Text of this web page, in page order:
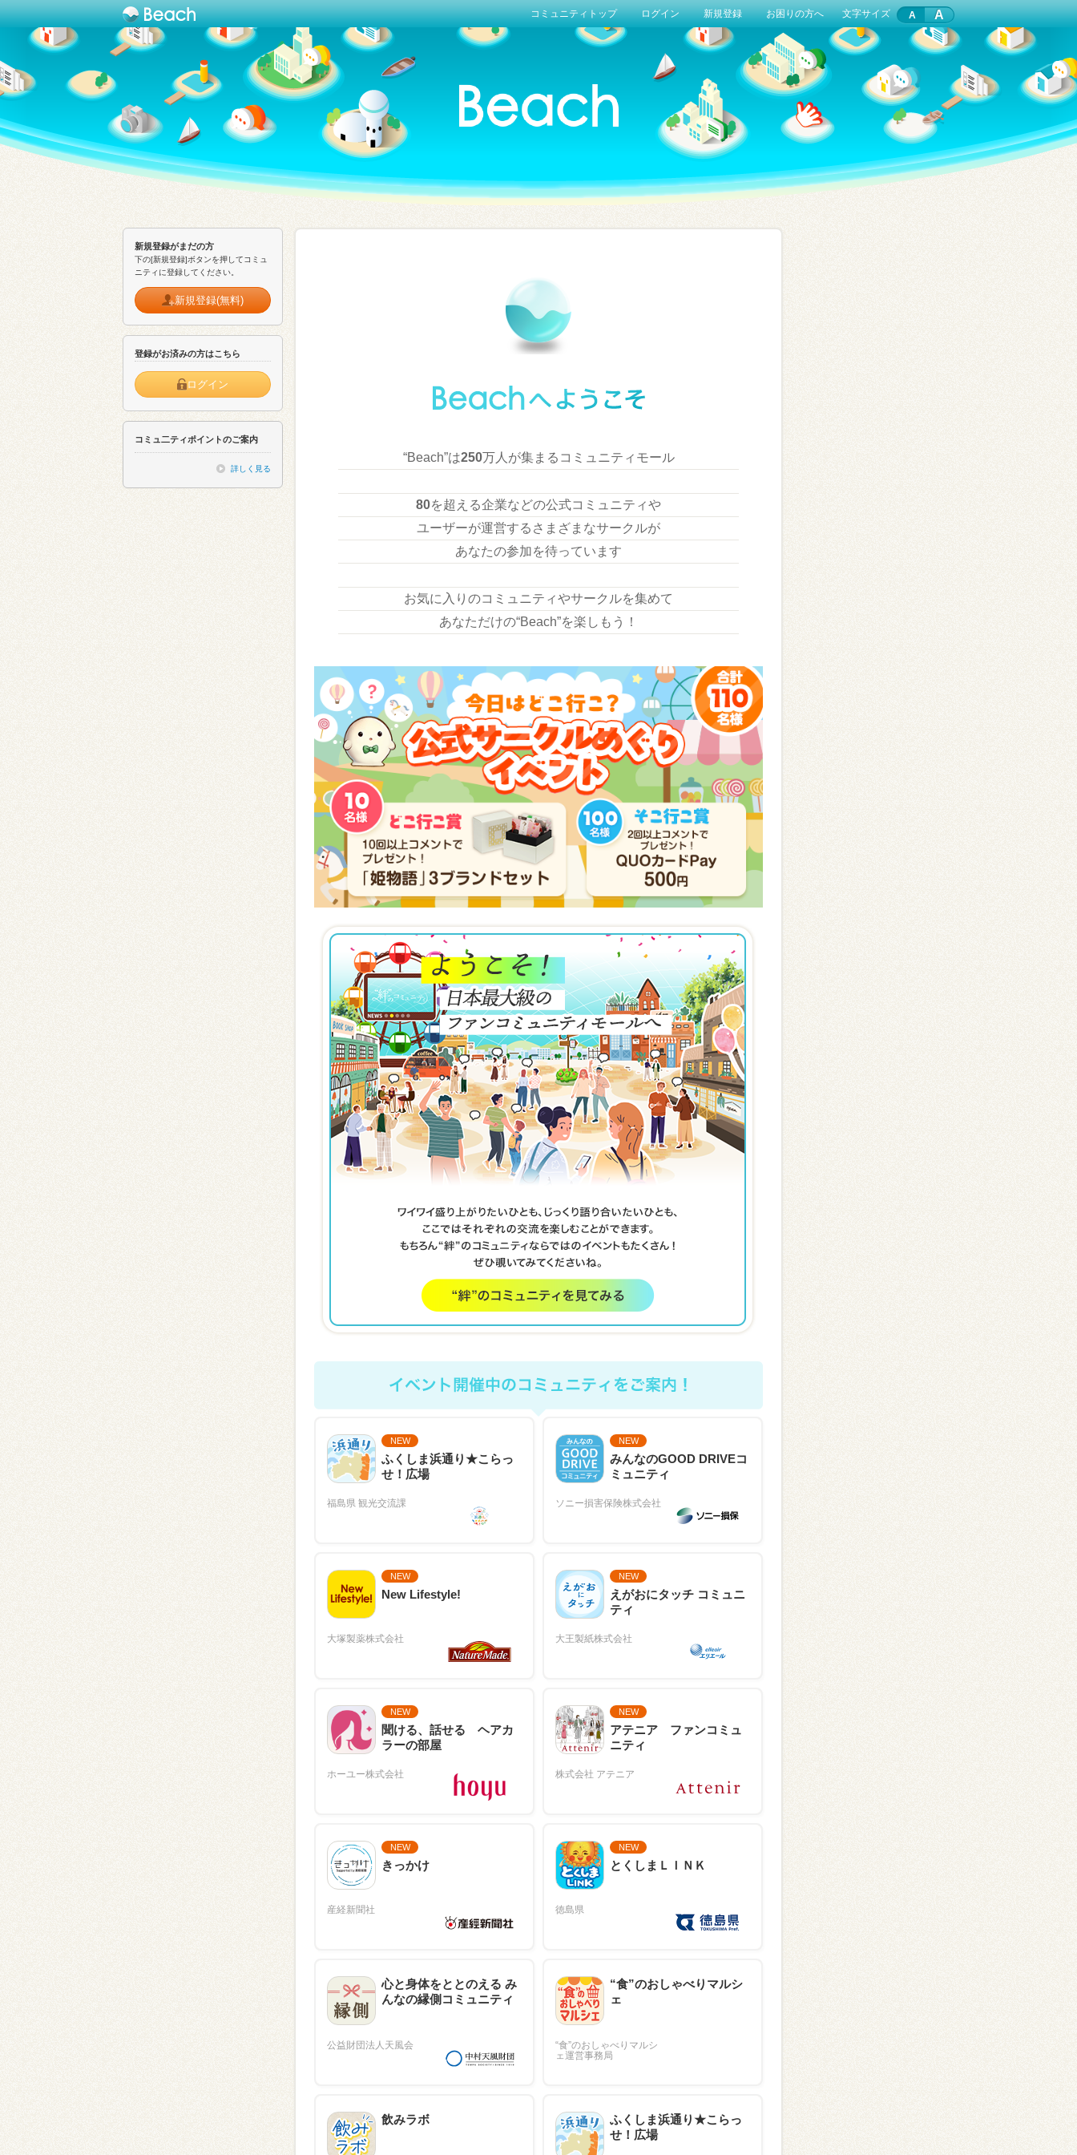
コミュニティトップ ログイン 新規登録 お困りの方へ 文字サイズ A
新規登録がまだの方
下の[新規登録]ボタンを押してコミュ
ニティに登録してください。
新規登録(無料)
登録がお済みの方はこちら
ログイン
コミュ二ティポイントのご案内
詳しく見る
“Beach”は250万人が集まるコミュニティモール
80を超える企業などの公式コミュニティや
ユーザーが運営するさまざまなサークルが
あなたの参加を待っています
お気に入りのコミュニティやサークルを集めて
あなただけの“Beach”を楽しもう！
NEW
ふくしま浜通り★こらっ
せ！広場
NEW
みんなのGOOD DRIVEコ
ミュニティ
NEW
New Lifestyle!
NEW
えがおにタッチ コミュニ
ティ
NEW
聞ける、話せる ヘアカ
ラーの部屋
NEW
アテニア ファンコミュ
ニティ
NEW
きっかけ
NEW
とくしまＬＩＮＫ
心と身体をととのえる み
んなの縁側コミュニティ
“食”のおしゃべりマルシ
ェ
飲みラボ
ふくしま浜通り★こらっ
せ！広場